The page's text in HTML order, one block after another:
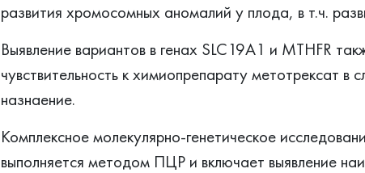
развития хромосомных аномалий у плода, в т.ч.
Выявление вариантов в генах SLC19A1 и MTHFR
чувствительность к химиопрепарату метотрексат в
назнаение.
Комплексное молекулярно-генетическое
выполняется методом ПЦР и включает выявление